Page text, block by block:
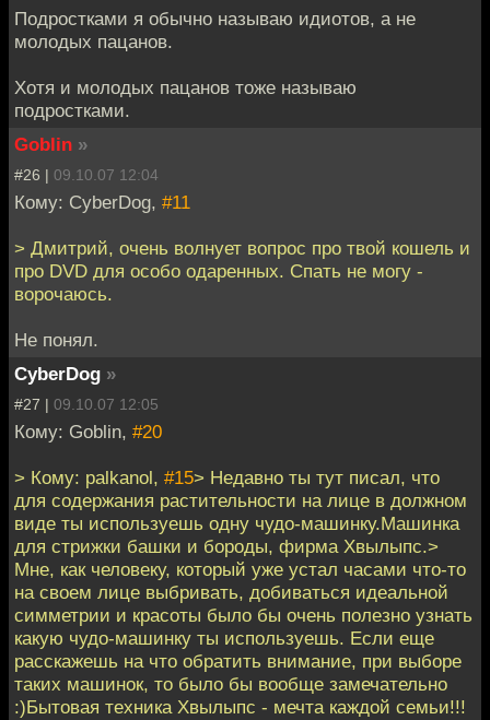
Подростками я обычно называю идиотов, а не
молодых пацанов.
Хотя и молодых пацанов тоже называю
подростками.
Goblin »
#26 | 09.10.07 12:04
Кому: CyberDog, #11
> Дмитрий, очень волнует вопрос про твой кошель и
про DVD для особо одаренных. Спать не могу -
ворочаюсь.
Не понял.
CyberDog »
#27 | 09.10.07 12:05
Кому: Goblin, #20
> Кому: palkanol, #15> Недавно ты тут писал, что
для содержания растительности на лице в должном
виде ты используешь одну чудо-машинку.Машинка
для стрижки башки и бороды, фирма Хвылыпс.>
Мне, как человеку, который уже устал часами что-то
на своем лице выбривать, добиваться идеальной
симметрии и красоты было бы очень полезно узнать
какую чудо-машинку ты используешь. Если еще
расскажешь на что обратить внимание, при выборе
таких машинок, то было бы вообще замечательно
:)Бытовая техника Хвылыпс - мечта каждой семьи!!!